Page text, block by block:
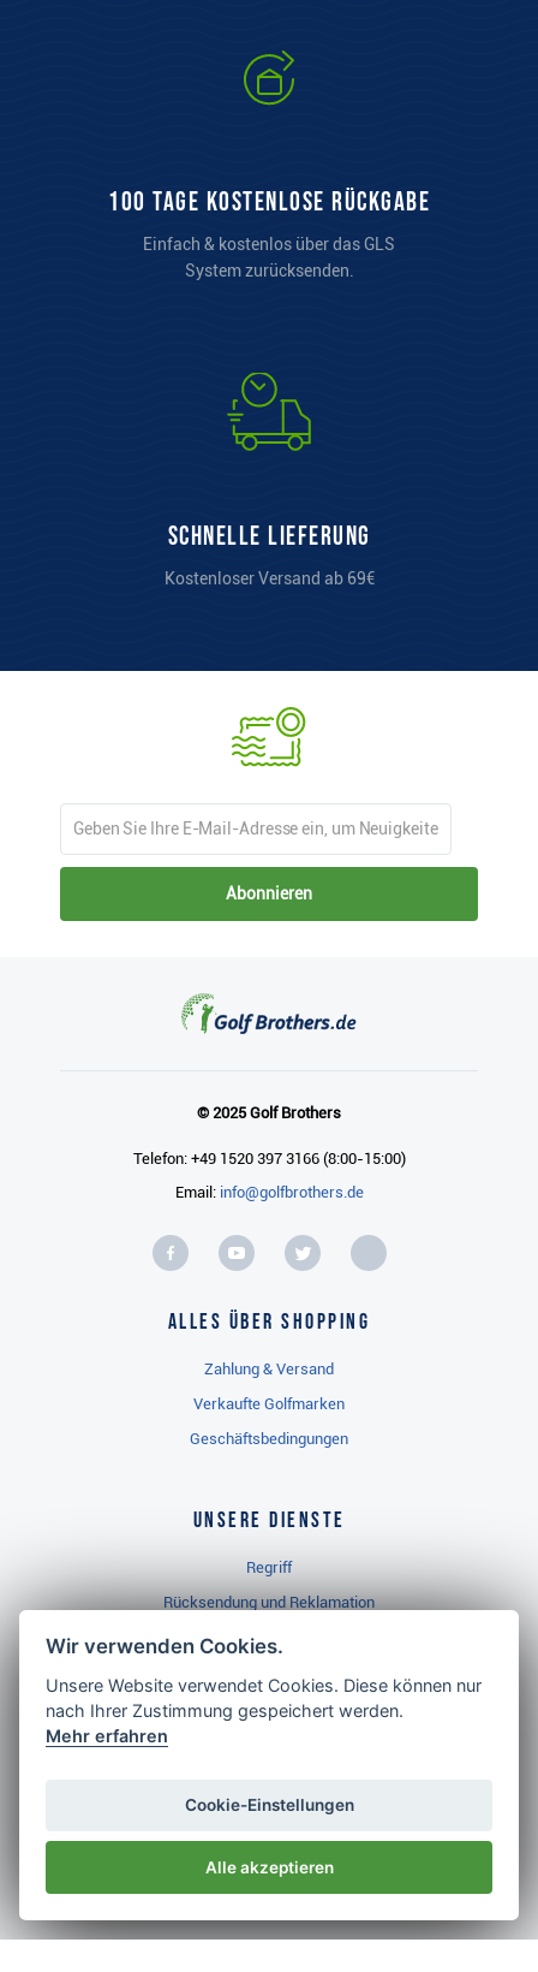
100 Tage kostenlose Rückgabe
Einfach & kostenlos über das GLS
System zurücksenden.
Schnelle Lieferung
Kostenloser Versand ab 69€
Abonnieren
© 2025 Golf Brothers
Telefon: +49 1520 397 3166 (8:00-15:00)
Email: info@golfbrothers.de
Alles über Shopping
Zahlung & Versand
Verkaufte Golfmarken
Geschäftsbedingungen
Unsere Dienste
Regriff
Rücksendung und Reklamation
Widerrufsbelehrung
Golf Brothers.de
Neuheiten
Impressum
Wir verwenden Cookies.
Unsere Website verwendet Cookies. Diese können nur
nach Ihrer Zustimmung gespeichert werden.
Mehr erfahren
Cookie-Einstellungen
Alle akzeptieren